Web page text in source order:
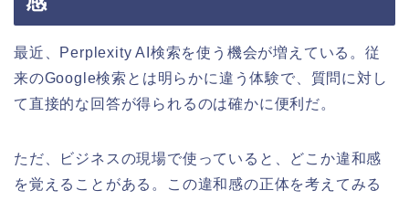
最近、Perplexity AI検索を使う機会が増えている。従
来のGoogle検索とは明らかに違う体験で、質問に対し
て直接的な回答が得られるのは確かに便利だ。
ただ、ビジネスの現場で使っていると、どこか違和感
を覚えることがある。この違和感の正体を考えてみる